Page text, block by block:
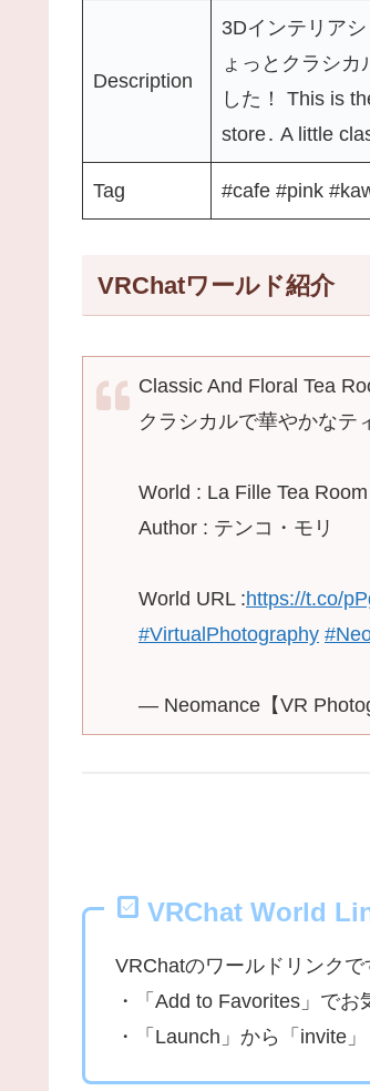
Description
3Dインテリアシ
ょっとクラシ
した！ This is
store․ A little
Tag #cafe #pink
VRChatワールド紹介
Classic And Floral Tea
クラシカルで華やかなテ
World : La Fille Tea Room
Author : テンコ・モリ
World URL :https://t.co/
#VirtualPhotography
— Neomance【VR
VRChat World
VRChatのワールドリンクで
・「Add to Favorites」でお
・「Launch」から「invite